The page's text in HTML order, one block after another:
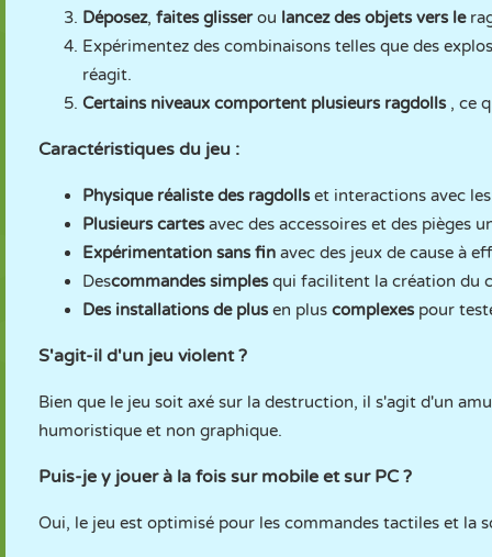
Déposez, faites glisserou lancez des objets vers le
Expérimentez des combinaisons telles que des
réagit.
Certains niveaux comportent plusieurs ragdolls , ce
Caractéristiques du jeu :
Physique réaliste des ragdollset interactions avec
Plusieurs cartesavec des accessoires et des pièges
Expérimentation sans fin avec des jeux de cause à
Descommandes simplesqui facilitent la création du
Des installations de plusen plus complexes pour
S'agit-il d'un jeu violent ?
Bien que le jeu soit axé sur la destruction, il s'agit d'un
humoristique et non graphique.
Puis-je y jouer à la fois sur mobile et sur PC ?
Oui, le jeu est optimisé pour les commandes tactiles et la